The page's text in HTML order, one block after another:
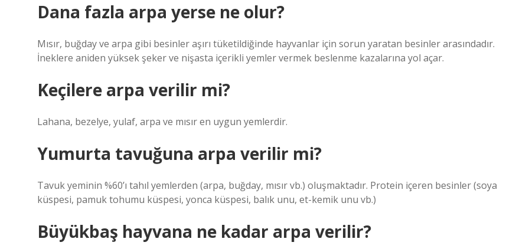
Dana fazla arpa yerse ne olur?
Mısır, buğday ve arpa gibi besinler aşırı tüketildiğinde hayvanlar için sorun yaratan besinler arasındadır.
İneklere aniden yüksek şeker ve nişasta içerikli yemler vermek beslenme kazalarına yol açar.
Keçilere arpa verilir mi?
Lahana, bezelye, yulaf, arpa ve mısır en uygun yemlerdir.
Yumurta tavuğuna arpa verilir mi?
Tavuk yeminin %60’ı tahıl yemlerden (arpa, buğday, mısır vb.) oluşmaktadır. Protein içeren besinler (soya
küspesi, pamuk tohumu küspesi, yonca küspesi, balık unu, et-kemik unu vb.)
Büyükbaş hayvana ne kadar arpa verilir?